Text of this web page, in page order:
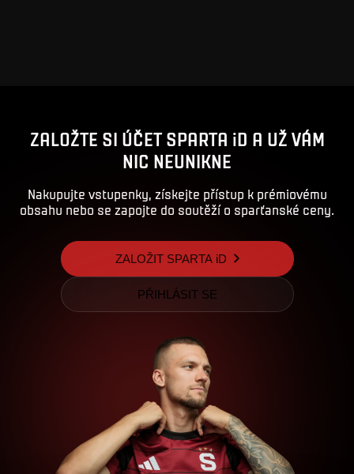
ZALOŽTE SI ÚČET SPARTA iD A UŽ VÁM
NIC NEUNIKNE
Nakupujte vstupenky, získejte přístup k prémiovému
obsahu nebo se zapojte do soutěží o sparťanské ceny.
ZALOŽIT SPARTA iD
PŘIHLÁSIT SE